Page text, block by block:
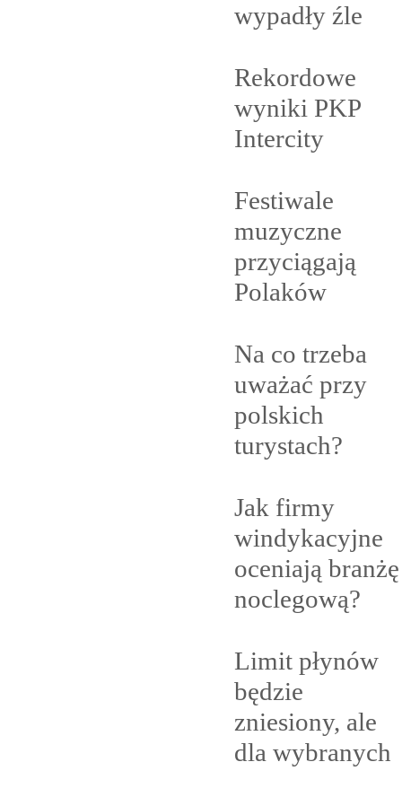
wypadły źle
Rekordowe
wyniki PKP
Intercity
Festiwale
muzyczne
przyciągają
Polaków
Na co trzeba
uważać przy
polskich
turystach?
Jak firmy
windykacyjne
oceniają branżę
noclegową?
Limit płynów
będzie
zniesiony, ale
dla wybranych